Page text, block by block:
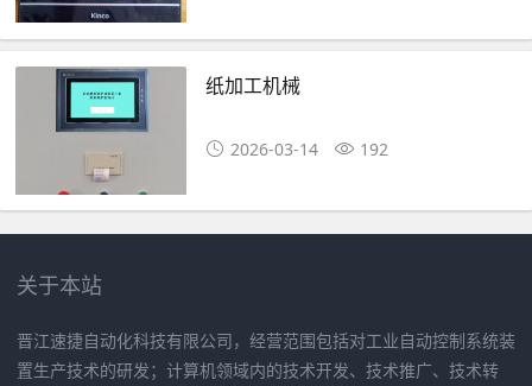
纸加工机械
2026-03-14 192
关于本站
晋江速捷自动化科技有限公司，经营范围包括对工业自动控制系统装
置生产技术的研发；计算机领域内的技术开发、技术推广、技术转